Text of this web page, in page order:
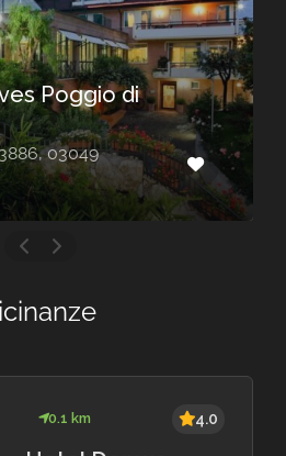
Poggio di
03049
0.1 km 4.0